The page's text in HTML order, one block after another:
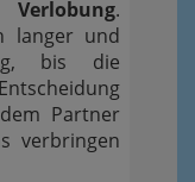
.
langer und
bis die
Partner
verbringen